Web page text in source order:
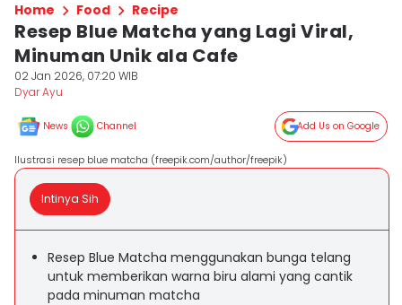
Home Food Recipe
Resep Blue Matcha yang Lagi Viral,
Minuman Unik ala Cafe
02 Jan 2026, 07:20 WIB
Dyar Ayu
News Channel Add Us on Google
Ilustrasi resep blue matcha (freepik.com/author/freepik)
Intinya Sih
Resep Blue Matcha menggunakan bunga telang
untuk memberikan warna biru alami yang cantik
pada minuman matcha